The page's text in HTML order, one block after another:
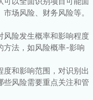
场风险、财务风险等。
风险发生概率和影响程度
方法，如风险概率-影响
度和影响范围，对识别出
些风险需要重点关注和管